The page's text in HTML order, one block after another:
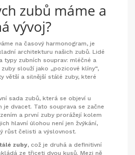
zubů máme a
vývoj?
na časový harmonogram, je
architekturu našich zubů. Lidé
typy zubních souprav: mléčné a
slouží jako „pozicové klíny“,
větší a silnější stálé zuby, které
sada zubů, která se objeví u
je dvacet. Tato souprava se začne
a první zuby prorážejí kolem
hlavní úlohou není jen žvýkání,
růst čelisti a výslovnost.
zuby, což je druhá a definitivní
ze třiceti dvou kusů. Mezi ně